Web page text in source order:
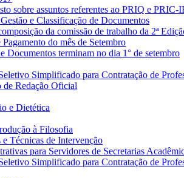
sobre assuntos referentes ao PRIQ e PRIC-
e Classificação de Documentos
da comissão de trabalho da 2ª
do mês de Setembro
Documentos terminam no dia 1° de setembro
Simplificado para Contratação de
de Redação Oficial
e Dietética
à Filosofia
Técnicas de Intervenção
para Servidores de Secretarias
Simplificado para Contratação de